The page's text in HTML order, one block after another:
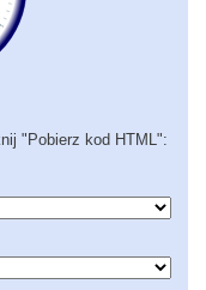
"Pobierz kod HTML":